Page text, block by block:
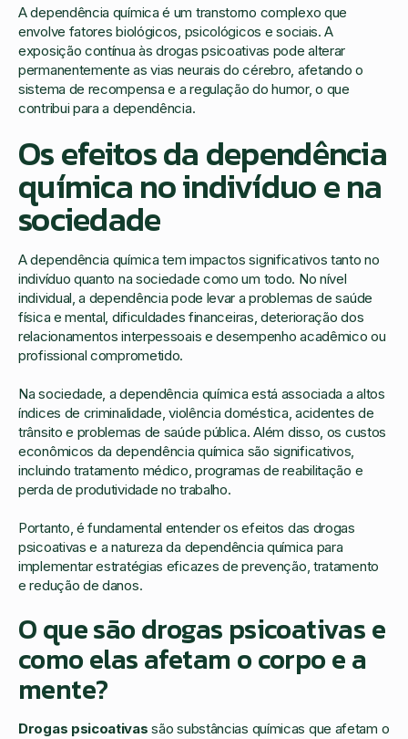
A dependência química é um transtorno complexo que
envolve fatores biológicos, psicológicos e sociais. A
exposição contínua às drogas psicoativas pode alterar
permanentemente as vias neurais do cérebro, afetando o
sistema de recompensa e a regulação do humor, o que
contribui para a dependência.
Os efeitos da dependência
química no indivíduo e na
sociedade
A dependência química tem impactos significativos tanto no
indivíduo quanto na sociedade como um todo. No nível
individual, a dependência pode levar a problemas de saúde
física e mental, dificuldades financeiras, deterioração dos
relacionamentos interpessoais e desempenho acadêmico ou
profissional comprometido.
Na sociedade, a dependência química está associada a altos
índices de criminalidade, violência doméstica, acidentes de
trânsito e problemas de saúde pública. Além disso, os custos
econômicos da dependência química são significativos,
incluindo tratamento médico, programas de reabilitação e
perda de produtividade no trabalho.
Portanto, é fundamental entender os efeitos das drogas
psicoativas e a natureza da dependência química para
implementar estratégias eficazes de prevenção, tratamento
e redução de danos.
O que são drogas psicoativas e
como elas afetam o corpo e a
mente?
Drogas psicoativas são substâncias químicas que afetam o